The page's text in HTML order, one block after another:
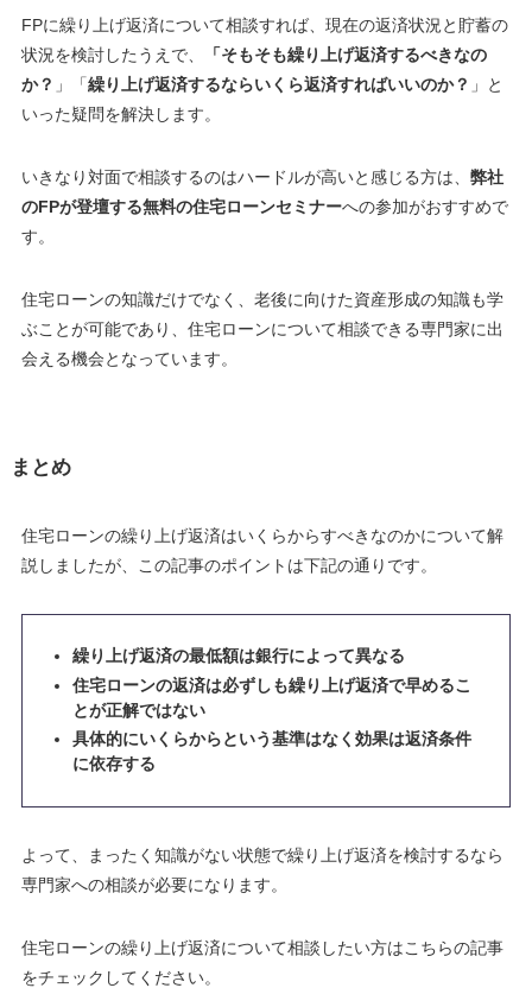
FPに繰り上げ返済について相談すれば、現在の返済状況と貯蓄の
状況を検討したうえで、
「そもそも繰り上げ返済するべきなの
か？ 」「繰り上げ返済するならいくら返済すればいいのか？ 」と
いった疑問を解決します。
いきなり対面で相談するのはハードルが高いと感じる方は、 弊社
のFPが登壇する無料の住宅ローンセミナーへの参加がおすすめで
す。
住宅ローンの知識だけでなく、老後に向けた資産形成の知識も学
ぶことが可能であり、 住宅ローンについて相談できる専門家に出
会える機会となっています。
まとめ
住宅ローンの繰り上げ返済はいくらからすべきなのかについて解
説しましたが、この記事のポイントは下記の通りです。
繰り上げ返済の最低額は銀行によって異なる
住宅ローンの返済は必ずしも繰り上げ返済で早めるこ
とが正解ではない
具体的にいくらからという基準はなく効果は返済条件
に依存する
よって、まったく知識がない状態で繰り上げ返済を検討するなら
専門家への相談が必要になります。
住宅ローンの繰り上げ返済について相談したい方はこちらの記事
をチェックしてください。